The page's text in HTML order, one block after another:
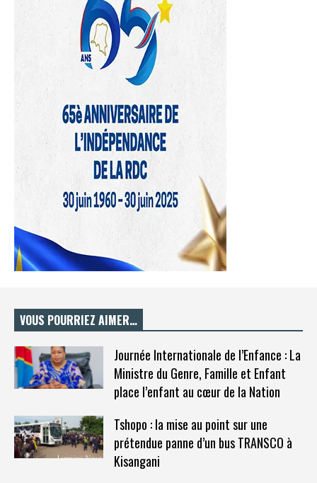
VOUS POURRIEZ AIMER…
Journée Internationale de l’Enfance : La
Ministre du Genre, Famille et Enfant
place l’enfant au cœur de la Nation
Tshopo : la mise au point sur une
prétendue panne d’un bus TRANSCO à
Kisangani